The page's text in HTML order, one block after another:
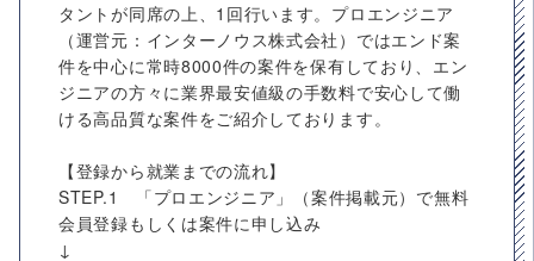
タントが同席の上、1回行います。プロエンジニア
（運営元：インターノウス株式会社）ではエンド案
件を中心に常時8000件の案件を保有しており、エン
ジニアの方々に業界最安値級の手数料で安心して働
ける高品質な案件をご紹介しております。
【登録から就業までの流れ】
STEP.1 「プロエンジニア」（案件掲載元）で無料
会員登録もしくは案件に申し込み
↓